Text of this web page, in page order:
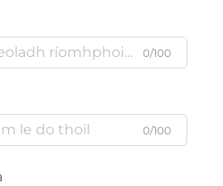
0/100
0/100